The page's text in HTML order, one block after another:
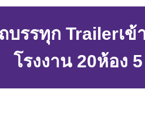
บรรทุก Trailerเ
โรงงาน 20ห้อง